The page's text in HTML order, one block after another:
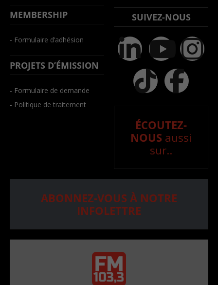
MEMBERSHIP
- Formulaire d’adhésion
PROJETS D’ÉMISSION
- Formulaire de demande
- Politique de traitement
SUIVEZ-NOUS
ÉCOUTEZ-
NOUS aussi
sur..
ABONNEZ-VOUS À NOTRE
INFOLETTRE